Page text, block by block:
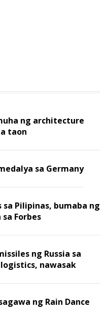
ng architecture
taon
sa Germany
Pilipinas, bumaba ng
Forbes
ng Russia sa
nawasak
ng Rain Dance